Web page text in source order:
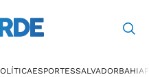
ESPORTESSALVADORBAHIA